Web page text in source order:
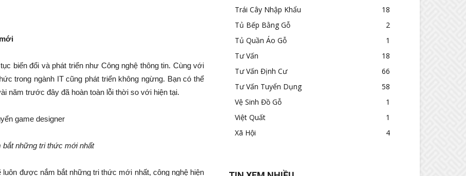
biến đổi và phát triển như Công nghệ thông tin. Cùng với
trong ngành IT cũng phát triển không ngừng. Bạn có thể
năm trước đây đã hoàn toàn lỗi thời so với hiện tại.
bắt những tri thức mới nhất
được nắm bắt những tri thức mới nhất, công nghệ hiện
Trái Cây Nhập Khẩu
18
Tủ Bếp Bằng Gỗ
2
Tủ Quần Áo Gỗ
1
Tư Vấn
18
Tư Vấn Định Cư
66
Tư Vấn Tuyển Dụng
58
Vệ Sinh Đồ Gỗ
1
Việt Quất
1
Xã Hội
4